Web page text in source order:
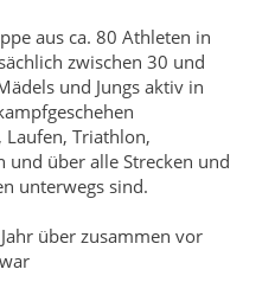
aus ca. 80 Athleten in
zwischen 30 und
und Jungs aktiv in
Laufen, Triathlon,
und über alle Strecken und
unterwegs sind.
über zusammen vor